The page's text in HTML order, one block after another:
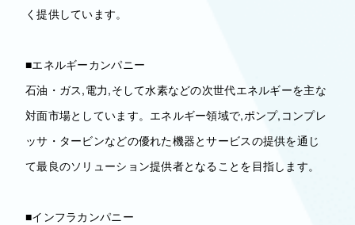
く提供しています。
■エネルギーカンパニー
石油・ガス,電力,そして水素などの次世代エネルギーを主な
対面市場としています。エネルギー領域で,ポンプ,コンプレ
ッサ・タービンなどの優れた機器とサービスの提供を通じ
て最良のソリューション提供者となることを目指します。
■インフラカンパニー